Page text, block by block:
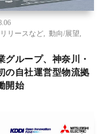
リースなど
動向/展望
グループ、神奈川・
の自社運営型物流拠
開始